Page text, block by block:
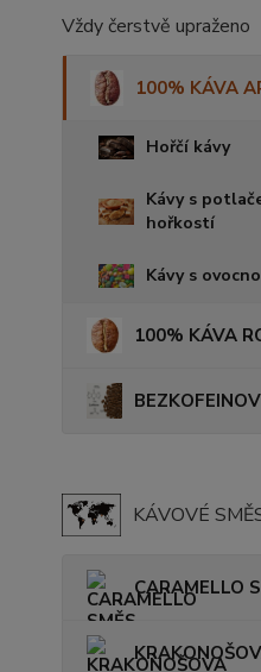
Vždy čerstvě upraženo
100% KÁVA
Hořčí kávy
Kávy s
hořkostí
Kávy s
100% KÁVA
KÁVOVÉ
CARAMELLO